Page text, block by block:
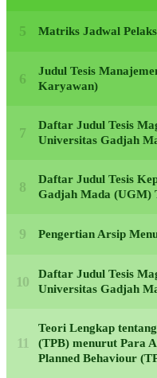
Matriks Jadwal
Judul Tesis
Karyawan)
Daftar Judul Tesis
Universitas Gadjah
Daftar Judul Tesis
Gadjah Mada (UGM)
Pengertian Arsip
Daftar Judul Tesis
Universitas Gadjah
Teori Lengkap
(TPB) menurut Para
Planned Behaviour